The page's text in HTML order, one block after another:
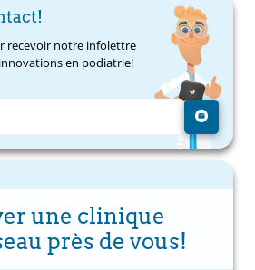
recevoir notre infolettre
en podiatrie!
une clinique
près de vous!